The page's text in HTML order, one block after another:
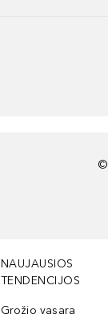
©
NAUJAUSIOS
TENDENCIJOS
Grožio vasara